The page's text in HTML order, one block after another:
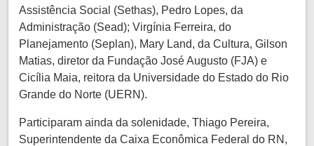
Assistência Social (Sethas), Pedro Lopes, da
Administração (Sead); Virgínia Ferreira, do
Planejamento (Seplan), Mary Land, da Cultura, Gilson
Matias, diretor da Fundação José Augusto (FJA) e
Cicília Maia, reitora da Universidade do Estado do Rio
Grande do Norte (UERN).
Participaram ainda da solenidade, Thiago Pereira,
Superintendente da Caixa Econômica Federal do RN,